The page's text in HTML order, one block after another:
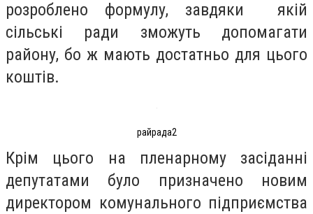
розроблено формулу, завдяки якій
сільські ради зможуть допомагати
району, бо ж мають достатньо для цього
коштів.
райрада2
Крім цього на пленарному засіданні
депутатами було призначено новим
директором комунального підприємства